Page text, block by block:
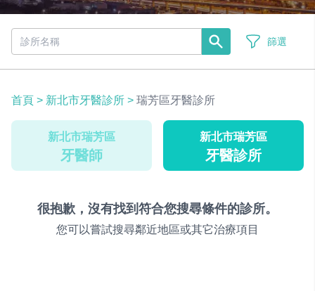
篩選
首頁 > 新北市牙醫診所 > 瑞芳區牙醫診所
新北市瑞芳區
牙醫師
新北市瑞芳區
牙醫診所
很抱歉，沒有找到符合您搜尋條件的診所。
您可以嘗試搜尋鄰近地區或其它治療項目